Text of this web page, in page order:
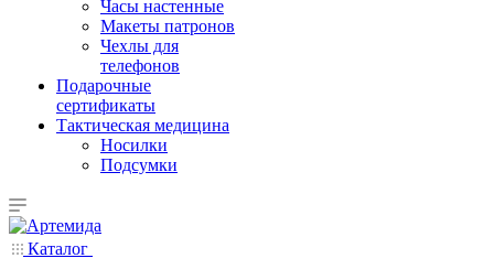
Часы настенные
Макеты патронов
Чехлы для
телефонов
Подарочные
сертификаты
Тактическая медицина
Носилки
Подсумки
Каталог